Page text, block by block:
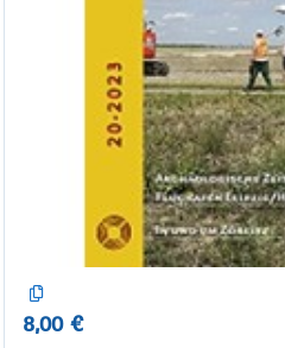
8,00 €